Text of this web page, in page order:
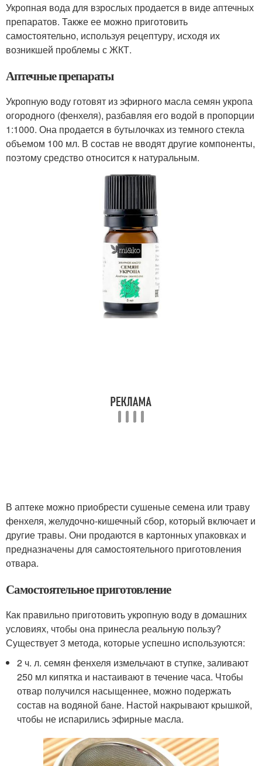
Укропная вода для взрослых продается в виде аптечных
препаратов. Также ее можно приготовить
самостоятельно, используя рецептуру, исходя их
возникшей проблемы с ЖКТ.
Аптечные препараты
Укропную воду готовят из эфирного масла семян укропа
огородного (фенхеля), разбавляя его водой в пропорции
1:1000. Она продается в бутылочках из темного стекла
объемом 100 мл. В состав не вводят другие компоненты,
поэтому средство относится к натуральным.
В аптеке можно приобрести сушеные семена или траву
фенхеля, желудочно-кишечный сбор, который включает и
другие травы. Они продаются в картонных упаковках и
предназначены для самостоятельного приготовления
отвара.
Самостоятельное приготовление
Как правильно приготовить укропную воду в домашних
условиях, чтобы она принесла реальную пользу?
Существует 3 метода, которые успешно используются:
2 ч. л. семян фенхеля измельчают в ступке, заливают
250 мл кипятка и настаивают в течение часа. Чтобы
отвар получился насыщеннее, можно подержать
состав на водяной бане. Настой накрывают крышкой,
чтобы не испарились эфирные масла.